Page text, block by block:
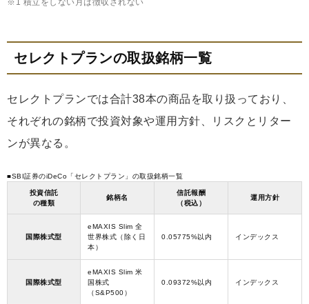
セレクトプランの取扱銘柄一覧
セレクトプランでは合計38本の商品を取り扱っており、
それぞれの銘柄で投資対象や運用方針、リスクとリター
ンが異なる。
■SBI証券のiDeCo「セレクトプラン」の取扱銘柄一覧
投資信託
の種類
銘柄名
信託報酬
（税込）
運用方針
国際株式型
eMAXIS Slim 全
世界株式（除く日
本）
0.05775%以内 インデックス
国際株式型
eMAXIS Slim 米
国株式
（S&P500）
0.09372%以内 インデックス